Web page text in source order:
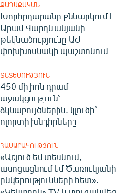
ՔԱՂԱՔԱԿԱՆ
Խորհրդարանը քննարկում է
Արամ Վարդևանյանի
թեկնածությունը ԱԺ
փոխխոսնակի պաշտոնում
ՏՆՏԵՍՈՒԹՅՈՒՆ
450 միլիոն դրամ
աջակցություն՝
ձկնաբույծներին. կլուծի՞
ոլորտի խնդիրները
ՀԱՍԱՐԱԿՈՒԹՅՈՒՆ
«Առյուծ եմ տեսնում,
ասոցացնում եմ Ծառուկյանի
ընկերությունների հետ».